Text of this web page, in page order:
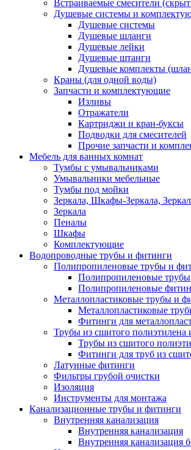
Встраиваемые смесители
Душевые системы и
Душевые системы
Душевые шланги
Душевые лейки
Душевые штанги
Душевые комплекты
Краны (для одной воды)
Запчасти и комплектующие
Изливы
Отражатели
Картриджи и кран-буксы
Подводки для смесителей
Прочие запчасти и
Мебель для ванных комнат
Тумбы с умывальниками
Умывальники мебельные
Тумбы под мойки
Зеркала, Шкафы-Зеркала,
Зеркала
Пеналы
Шкафы
Комплектующие
Водопроводные трубы и фитинги
Полипропиленовые трубы и
Полипропиленовые трубы
Полипропиленовые
Металлопластиковые трубы и
Металлопластиковые
Фитинги для
Трубы из сшитого полиэтилена
Трубы из сшитого
Фитинги для труб из
Латунные фитинги
Фильтры грубой очистки
Изоляция
Инструменты для монтажа
Канализационные трубы и фитинги
Внутренняя канализация
Внутренняя канализация
Внутренняя канализация